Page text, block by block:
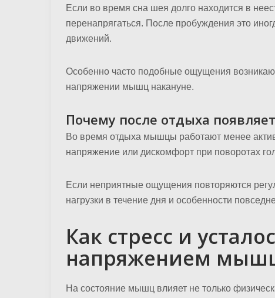
Если во время сна шея долго находится в
перенапрягаться. После пробуждения это
движений.
Особенно часто подобные ощущения
напряжении мышц накануне.
Почему после отдыха
Во время отдыха мышцы работают менее
напряжение или дискомфорт при поворотах
Если неприятные ощущения повторяются
нагрузки в течение дня и особенности
Как стресс и
напряжением
На состояние мышц влияет не только